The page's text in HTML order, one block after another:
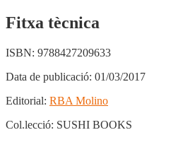
Fitxa tècnica
ISBN: 9788427209633
Data de publicació: 01/03/2017
Editorial: RBA Molino
Col.lecció: SUSHI BOOKS